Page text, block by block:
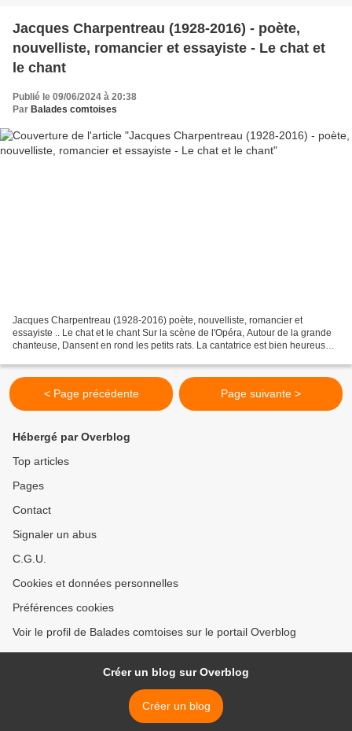
Jacques Charpentreau (1928-2016) - poète,
nouvelliste, romancier et essayiste - Le chat et
le chant
Publié le 09/06/2024 à 20:38
Par Balades comtoises
Jacques Charpentreau (1928-2016) poète, nouvelliste, romancier et
essayiste .. Le chat et le chant Sur la scène de l'Opéra, Autour de la grande
chanteuse, Dansent en rond les petits rats. La cantatrice est bien heureuse.
< Page précédente Page suivante >
Hébergé par Overblog
Top articles
Pages
Contact
Signaler un abus
C.G.U.
Cookies et données personnelles
Préférences cookies
Voir le profil de Balades comtoises sur le portail Overblog
Créer un blog sur Overblog
Créer un blog